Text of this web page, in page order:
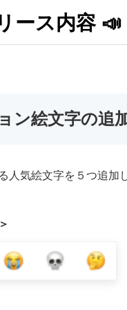
ース内容 📣
ン絵文字の追
人気絵文字を５つ追加